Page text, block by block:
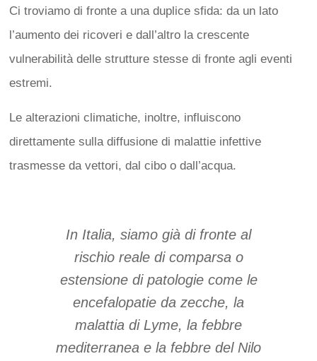
Ci troviamo di fronte a una duplice sfida: da un lato
l’aumento dei ricoveri e dall’altro la crescente
vulnerabilità delle strutture stesse di fronte agli eventi
estremi.
Le alterazioni climatiche, inoltre, influiscono
direttamente sulla diffusione di malattie infettive
trasmesse da vettori, dal cibo o dall’acqua.
In Italia, siamo già di fronte al
rischio reale di comparsa o
estensione di patologie come le
encefalopatie da zecche, la
malattia di Lyme, la febbre
mediterranea e la febbre del Nilo